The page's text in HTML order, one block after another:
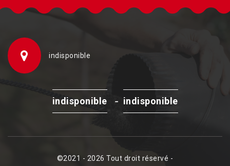
indisponible
indisponible - indisponible
©2021 - 2026 Tout droit réservé -